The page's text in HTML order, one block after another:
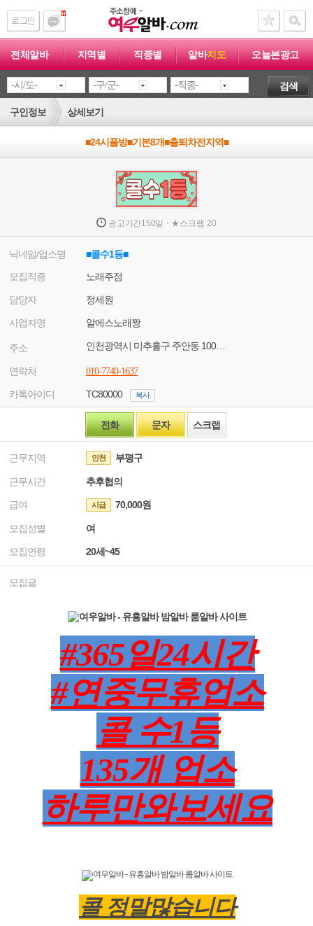
전체알바 지역별 직종별 알바지도 오늘본광고
검색
구인정보 상세보기
■24시풀방■기본8개■출퇴차전지역■
광고기간150일 · ★스크랩 20
닉네임/업소명
■콜수1등■
모집직종
노래주점
담당자 정세원
사업자명 알에스노래짱
주소 인천광역시 미추홀구 주안동 1004-5
연락처 010-7740-1637
카톡아이디 TC80000 복사
전화 문자 스크랩
근무지역 인천 부평구
근무시간 추후협의
급여 시급 70,000원
모집성별 여
모집연령 20세~45
모집글
#365일24시간
#연중무휴업소
콜 수1등
135개 업소
하루만와보세요
콜 정말많습니다